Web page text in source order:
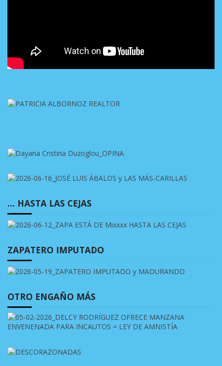
… HASTA LAS CEJAS
ZAPATERO IMPUTADO
OTRO ENGAÑO MÁS